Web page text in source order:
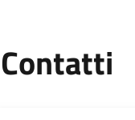
Contatti